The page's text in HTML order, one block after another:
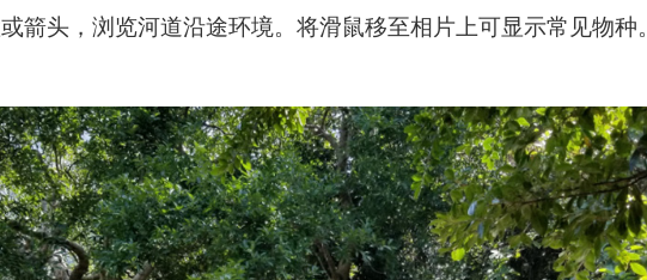
箭头，浏览河道沿途环境。将滑鼠移至相片上可显示常见物种。